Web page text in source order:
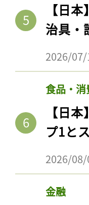
【日
治具・
2026/07/
食品・
【日
プ1と
2026/08/
金融
記